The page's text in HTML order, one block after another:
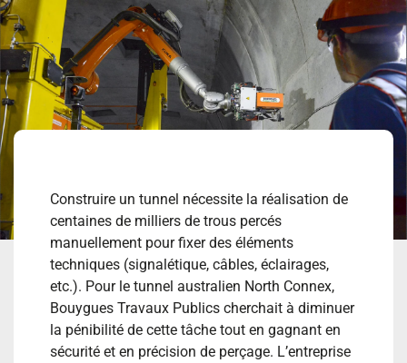
Construire un tunnel nécessite la réalisation de
centaines de milliers de trous percés
manuellement pour fixer des éléments
techniques (signalétique, câbles, éclairages,
etc.). Pour le tunnel australien North Connex,
Bouygues Travaux Publics cherchait à diminuer
la pénibilité de cette tâche tout en gagnant en
sécurité et en précision de perçage. L’entreprise